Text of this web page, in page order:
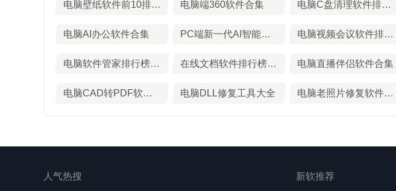
电脑壁纸软件前10排行榜 电脑端360软件合集 电脑C盘清理软件排行榜TOP10
电脑AI办公软件合集 PC端新一代AI智能浏览器推荐 电脑视频会议软件排行榜TOP10
电脑软件管家排行榜前十名 在线文档软件排行榜TOP10下载 电脑直播伴侣软件合集
电脑CAD转PDF软件合集 电脑DLL修复工具大全 电脑老照片修复软件推荐
人气热搜 新软推荐